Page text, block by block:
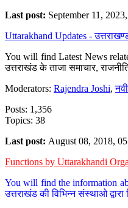
Last post: September 11,
Uttarakhand Updates -
You will find Latest News
उत्तराखंड के ताजा समाचार,
Moderators: Rajendra Joshi,
Posts: 1,356
Topics: 38
Last post: August 08, 2018,
Functions by Uttarakhandi
You will find the information
उत्तराखंड की विभिन्न संस्थाओ